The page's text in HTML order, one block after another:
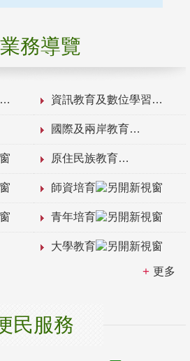
業務導覽
資訊教育及數位學習
國際及兩岸教育
原住民族教育
師資培育
青年培育
大學教育
更多
民服務